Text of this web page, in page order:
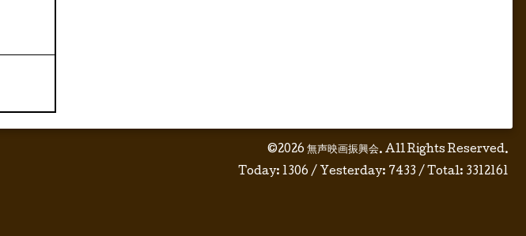
©2026 無声映画振興会. All Rights Reserved.
Today: 1306 / Yesterday: 7433 / Total: 3312161